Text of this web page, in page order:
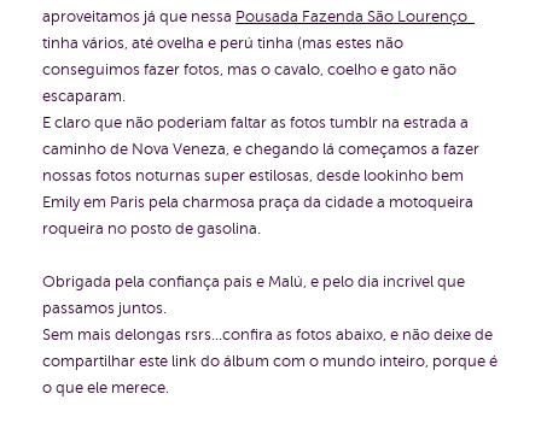
aproveitamos já que nessa Pousada Fazenda São Lourenço
tinha vários, até ovelha e perú tinha (mas estes não
conseguimos fazer fotos, mas o cavalo, coelho e gato não
escaparam.
E claro que não poderiam faltar as fotos tumblr na estrada a
caminho de Nova Veneza, e chegando lá começamos a fazer
nossas fotos noturnas super estilosas, desde lookinho bem
Emily em Paris pela charmosa praça da cidade a motoqueira
roqueira no posto de gasolina.
Obrigada pela confiança pais e Malú, e pelo dia incrivel que
passamos juntos.
Sem mais delongas rsrs...confira as fotos abaixo, e não deixe de
compartilhar este link do álbum com o mundo inteiro, porque é
o que ele merece.